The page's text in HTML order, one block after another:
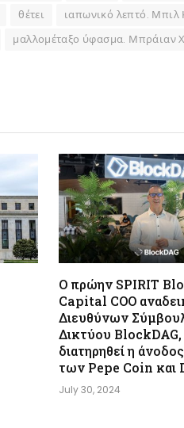
θέτει ιαπωνικό λεπτό. Μπιλ
μαλλομέταξο ύφασμα. Μπράιαν
Ο πρώην SPIRIT
Capital COO
Διευθύνων
Δικτύου
διατηρηθεί η
των Pepe Coin
July 30, 2024